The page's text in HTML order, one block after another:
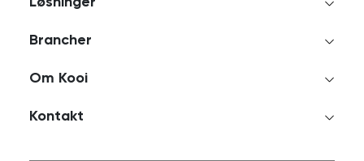
Brancher
Om Kooi
Kontakt